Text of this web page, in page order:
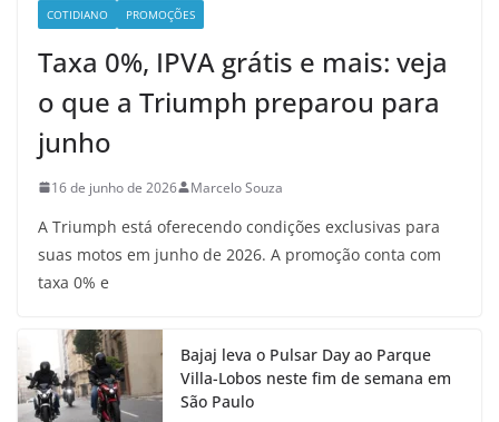
COTIDIANO PROMOÇÕES
Taxa 0%, IPVA grátis e mais: veja
o que a Triumph preparou para
junho
16 de junho de 2026 Marcelo Souza
A Triumph está oferecendo condições exclusivas para
suas motos em junho de 2026. A promoção conta com
taxa 0% e
Bajaj leva o Pulsar Day ao Parque
Villa-Lobos neste fim de semana em
São Paulo